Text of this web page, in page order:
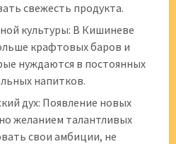
свежесть продукта.
культуры: В Кишиневе
крафтовых баров и
нуждаются в постоянных
напитков.
дух: Появление новых
желанием талантливых
свои амбиции, не